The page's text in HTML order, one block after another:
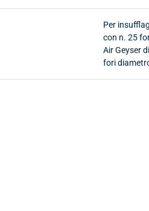
Per
con n. 25
Air Geyser
fori